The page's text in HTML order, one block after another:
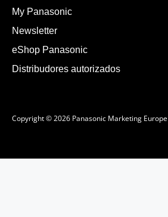
My Panasonic
Newsletter
eShop Panasonic
Distribudores autorizados
Copyright © 2026 Panasonic Marketing Europe